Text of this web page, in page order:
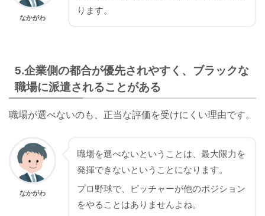
なかがわ
ります。
5.企業側の都合が優先されやすく、ブラックな
職場に派遣されることがある
職場が選べないのも、正当な評価を受けにくい理由です。
なかがわ
職場を選べないということは、最大限力を
発揮できないということになります。
プロ野球で、ピッチャーが他のポジション
をやることはありませんよね。